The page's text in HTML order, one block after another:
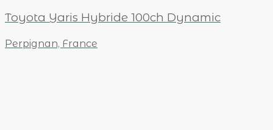
Toyota Yaris Hybride 100ch Dynamic
Perpignan, France